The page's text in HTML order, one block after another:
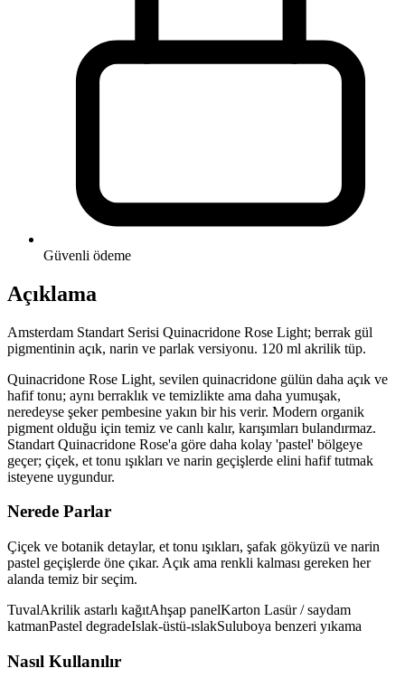
Güvenli ödeme
Açıklama
Amsterdam Standart Serisi Quinacridone Rose Light; berrak gül
pigmentinin açık, narin ve parlak versiyonu. 120 ml akrilik tüp.
Quinacridone Rose Light, sevilen quinacridone gülün daha açık ve
hafif tonu; aynı berraklık ve temizlikte ama daha yumuşak,
neredeyse şeker pembesine yakın bir his verir. Modern organik
pigment olduğu için temiz ve canlı kalır, karışımları bulandırmaz.
Standart Quinacridone Rose'a göre daha kolay 'pastel' bölgeye
geçer; çiçek, et tonu ışıkları ve narin geçişlerde elini hafif tutmak
isteyene uygundur.
Nerede Parlar
Çiçek ve botanik detaylar, et tonu ışıkları, şafak gökyüzü ve narin
pastel geçişlerde öne çıkar. Açık ama renkli kalması gereken her
alanda temiz bir seçim.
TuvalAkrilik astarlı kağıtAhşap panelKarton Lasür / saydam
katmanPastel degradeIslak-üstü-ıslakSuluboya benzeri yıkama
Nasıl Kullanılır